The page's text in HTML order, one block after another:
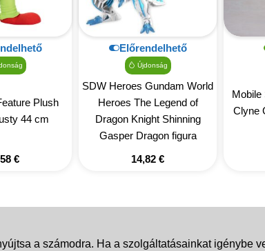
Plush
44 cm
€
Előrendelhető
Újdonság
SDW Heroes Gundam World
Heroes The Legend of
Dragon Knight Shinning
Gasper Dragon figura
14,82 €
Mobile
Clyne
a számodra. Ha a szolgáltatásainkat igénybe